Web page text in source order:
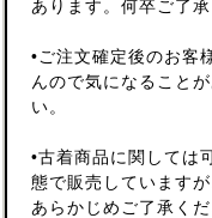
あります。何卒ご了承
•ご注文確定後のお客
んので気になること
い。
•古着商品に関しては
態で販売しています
あらかじめご了承くだ